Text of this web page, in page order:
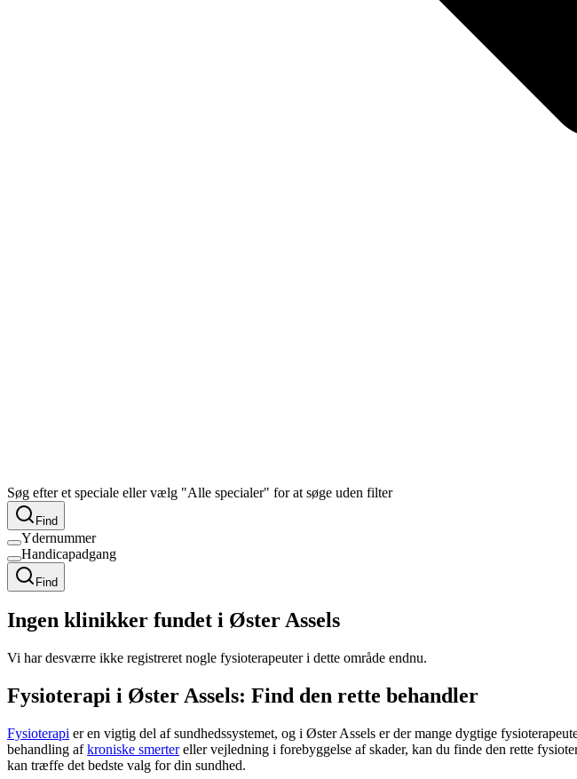
Søg efter et speciale eller vælg "Alle specialer" for at søge uden filter
Find
Ydernummer
Handicapadgang
Find
Ingen klinikker fundet i Øster Assels
Vi har desværre ikke registreret nogle fysioterapeuter i dette område endnu.
Fysioterapi i Øster Assels: Find den rette behandler
Fysioterapi er en vigtig del af sundhedssystemet, og i Øster Assels er der mange dygtige
behandling afkroniske smertereller vejledning i forebyggelse af skader, kan du finde den rette
kan træffe det bedste valg for din sundhed.